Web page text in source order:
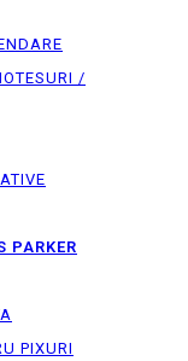
/
PARKER
PIXURI